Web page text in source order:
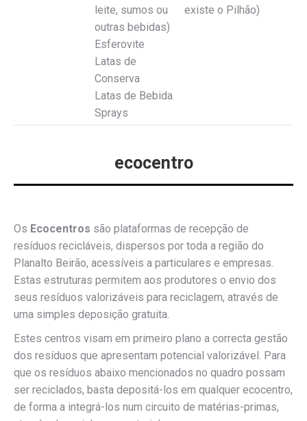
leite, sumos ou
outras bebidas)
Esferovite
Latas de
Conserva
Latas de Bebida
Sprays
existe o Pilhão)
ecocentro
Os Ecocentros são plataformas de recepção de
resíduos recicláveis, dispersos por toda a região do
Planalto Beirão, acessíveis a particulares e empresas.
Estas estruturas permitem aos produtores o envio dos
seus resíduos valorizáveis para reciclagem, através de
uma simples deposição gratuita.
Estes centros visam em primeiro plano a correcta gestão
dos resíduos que apresentam potencial valorizável. Para
que os resíduos abaixo mencionados no quadro possam
ser reciclados, basta depositá-los em qualquer ecocentro,
de forma a integrá-los num circuito de matérias-primas,